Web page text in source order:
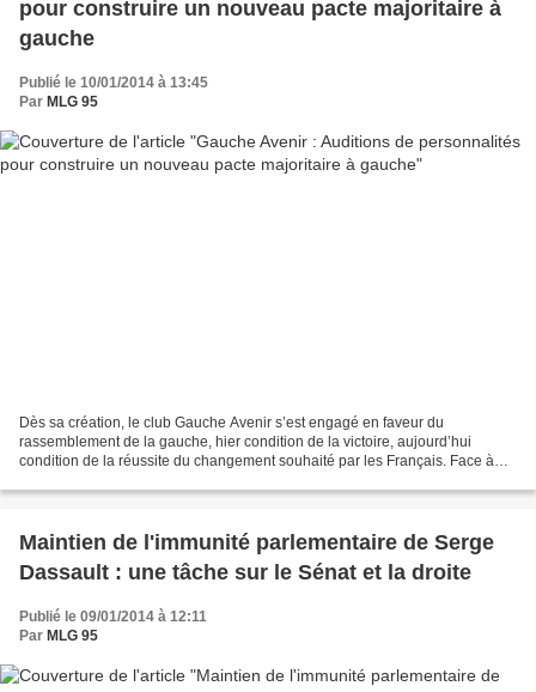
pour construire un nouveau pacte majoritaire à
gauche
Publié le 10/01/2014 à 13:45
Par MLG 95
Dès sa création, le club Gauche Avenir s’est engagé en faveur du
rassemblement de la gauche, hier condition de la victoire, aujourd’hui
condition de la réussite du changement souhaité par les Français. Face à
Maintien de l'immunité parlementaire de Serge
Dassault : une tâche sur le Sénat et la droite
Publié le 09/01/2014 à 12:11
Par MLG 95